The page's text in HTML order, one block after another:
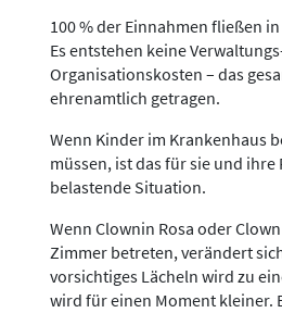
100 % der Einnahmen fließen
Es entstehen keine
Organisationskosten – das
ehrenamtlich getragen.
Wenn Kinder im Krankenhaus
müssen, ist das für sie und ihre
belastende Situation.
Wenn Clownin Rosa oder
Zimmer betreten, verändert
vorsichtiges Lächeln wird zu
wird für einen Moment kleiner.